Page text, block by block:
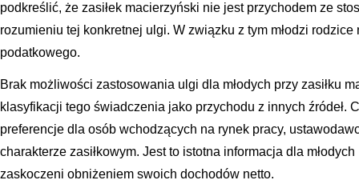
podkreślić, że zasiłek macierzyński nie jest przychodem ze
rozumieniu tej konkretnej ulgi. W związku z tym młodzi
podatkowego.
Brak możliwości zastosowania ulgi dla młodych przy zasiłku
klasyfikacji tego świadczenia jako przychodu z innych źródeł.
preferencje dla osób wchodzących na rynek pracy,
charakterze zasiłkowym. Jest to istotna informacja dla
zaskoczeni obniżeniem swoich dochodów netto.